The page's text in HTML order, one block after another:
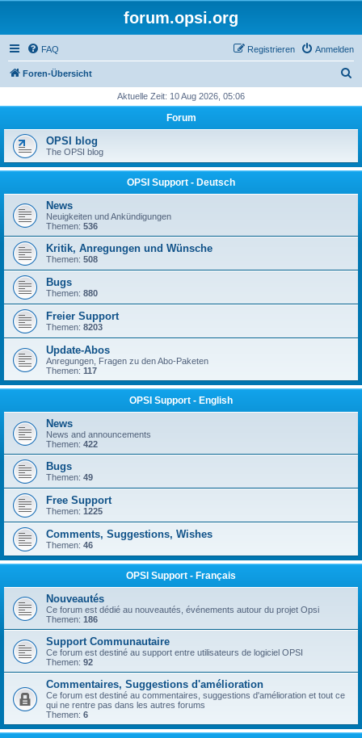
forum.opsi.org
FAQ Anmelden
Registrieren
Foren-Übersicht
h
Aktuelle Zeit: 10 Aug 2026, 05:06
Forum
OPSI blog
The OPSI blog
OPSI Support - Deutsch
News
Neuigkeiten und Ankündigungen
Themen: 536
Kritik, Anregungen und Wünsche
Themen: 508
Bugs
Themen: 880
Freier Support
Themen: 8203
Update-Abos
Anregungen, Fragen zu den Abo-Paketen
Themen: 117
OPSI Support - English
News
News and announcements
Themen: 422
Bugs
Themen: 49
Free Support
Themen: 1225
Comments, Suggestions, Wishes
Themen: 46
OPSI Support - Français
Nouveautés
Ce forum est dédié au nouveautés, événements autour du projet Opsi
Themen: 186
Support Communautaire
Ce forum est destiné au support entre utilisateurs de logiciel OPSI
Themen: 92
Commentaires, Suggestions d'amélioration
Ce forum est destiné au commentaires, suggestions d'amélioration et tout ce
qui ne rentre pas dans les autres forums
Themen: 6